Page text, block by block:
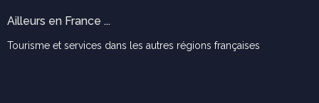
Ailleurs en France ...
Tourisme et services dans les autres régions françaises